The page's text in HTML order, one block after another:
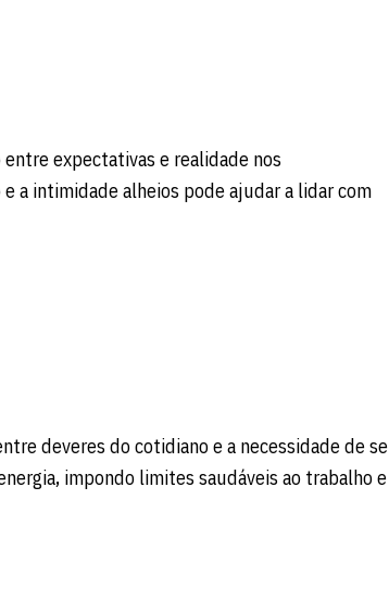
expectativas e realidade nos
a intimidade alheios pode ajudar a lidar com
deveres do cotidiano e a necessidade de se
impondo limites saudáveis ao trabalho e